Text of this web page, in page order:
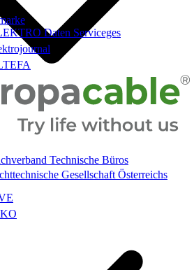
Daten Serviceges
Technische Büros
Gesellschaft Österreichs